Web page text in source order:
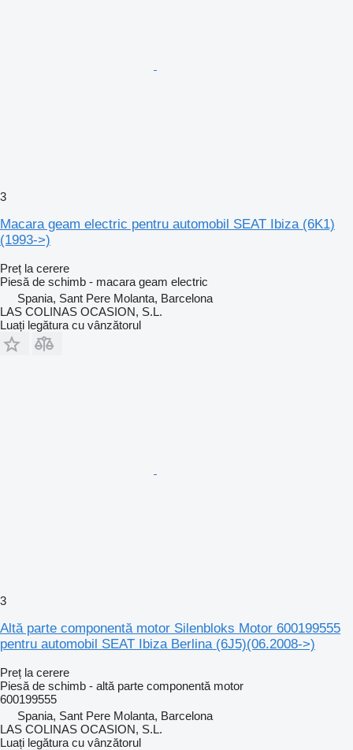
3
Macara geam electric pentru automobil SEAT Ibiza (6K1)
(1993->)
Preț la cerere
Piesă de schimb - macara geam electric
Spania, Sant Pere Molanta, Barcelona
LAS COLINAS OCASION, S.L.
Luați legătura cu vânzătorul
3
Altă parte componentă motor Silenbloks Motor 600199555
pentru automobil SEAT Ibiza Berlina (6J5)(06.2008->)
Preț la cerere
Piesă de schimb - altă parte componentă motor
600199555
Spania, Sant Pere Molanta, Barcelona
LAS COLINAS OCASION, S.L.
Luați legătura cu vânzătorul